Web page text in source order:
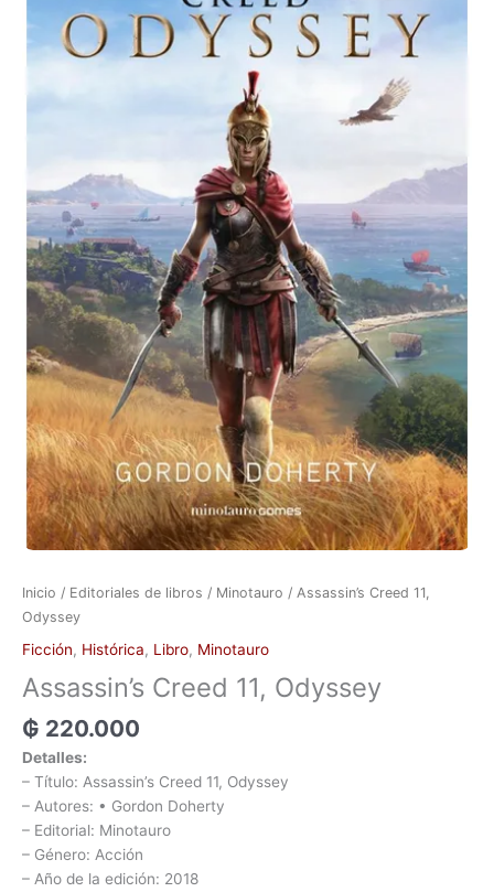
Inicio / Editoriales de libros / Minotauro / Assassin’s Creed 11,
Odyssey
Ficción, Histórica, Libro, Minotauro
Assassin’s Creed 11, Odyssey
₲ 220.000
Detalles:
– Título: Assassin’s Creed 11, Odyssey
– Autores: • Gordon Doherty
– Editorial: Minotauro
– Género: Acción
– Año de la edición: 2018